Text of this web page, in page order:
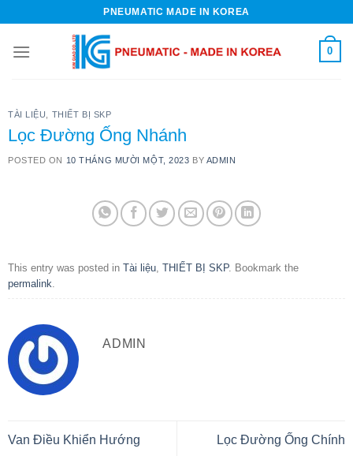
content
PNEUMATIC MADE IN KOREA
0
TÀI LIỆU THIẾT BỊ SKP
Lọc Đường Ống Nhánh
POSTED ON 10 THÁNG MƯỜI MỘT, 2023 BY ADMIN
This entry was posted in Tài liệu, THIẾT BỊ SKP. Bookmark the
permalink.
ADMIN
Van Điều Khiển Hướng Lọc Đường Ống Chính